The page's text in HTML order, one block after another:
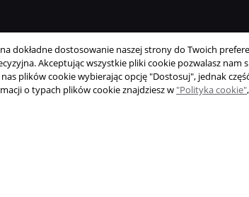
dokładne dostosowanie naszej strony do Twoich
Akceptując wszystkie pliki cookie pozwalasz nam
plików cookie wybierając opcję "Dostosuj", jednak
o typach plików cookie znajdziesz w "Polityka cookie"